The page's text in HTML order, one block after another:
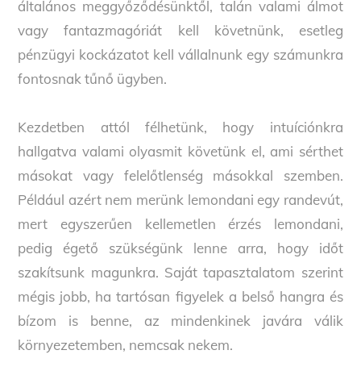
általános meggyőződésünktől, talán valami álmot
vagy fantazmagóriát kell követnünk, esetleg
pénzügyi kockázatot kell vállalnunk egy számunkra
fontosnak tűnő ügyben.
Kezdetben attól félhetünk, hogy intuíciónkra
hallgatva valami olyasmit követünk el, ami sérthet
másokat vagy felelőtlenség másokkal szemben.
Például azért nem merünk lemondani egy randevút,
mert egyszerűen kellemetlen érzés lemondani,
pedig égető szükségünk lenne arra, hogy időt
szakítsunk magunkra. Saját tapasztalatom szerint
mégis jobb, ha tartósan figyelek a belső hangra és
bízom is benne, az mindenkinek javára válik
környezetemben, nemcsak nekem.